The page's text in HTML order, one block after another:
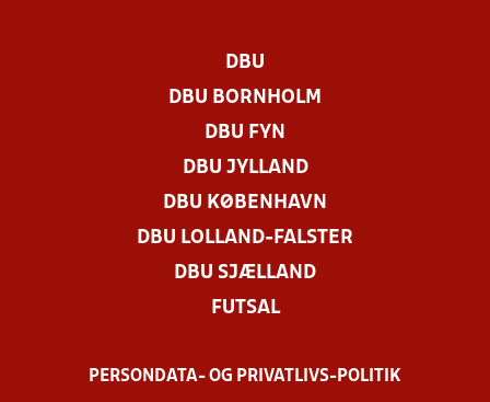
DBU
DBU BORNHOLM
DBU FYN
DBU JYLLAND
DBU KØBENHAVN
DBU LOLLAND-FALSTER
DBU SJÆLLAND
FUTSAL
PERSONDATA- OG PRIVATLIVS-POLITIK